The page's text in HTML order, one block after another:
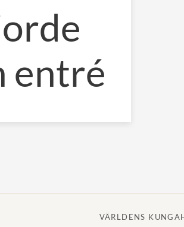
entré
VÄRLDENS